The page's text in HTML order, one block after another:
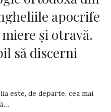
apocrife
și otravă.
să discerni
este, de departe, cea mai